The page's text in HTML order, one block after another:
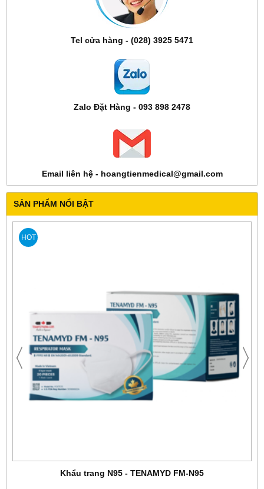
Tel cửa hàng - (028) 3925 5471
Zalo Đặt Hàng - 093 898 2478
Email liên hệ - hoangtienmedical@gmail.com
SẢN PHẨM NỔI BẬT
HOT
Khẩu trang N95 - TENAMYD FM-N95